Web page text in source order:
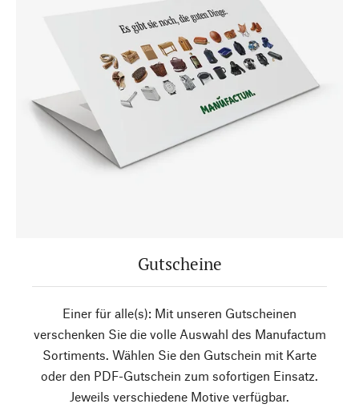
Gutscheine
Einer für alle(s): Mit unseren Gutscheinen
verschenken Sie die volle Auswahl des Manufactum
Sortiments. Wählen Sie den Gutschein mit Karte
oder den PDF-Gutschein zum sofortigen Einsatz.
Jeweils verschiedene Motive verfügbar.